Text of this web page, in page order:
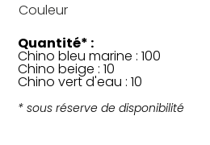
Couleur
Quantité* :
Chino bleu marine : 100
Chino beige : 10
Chino vert d'eau : 10
* sous réserve de disponibilité